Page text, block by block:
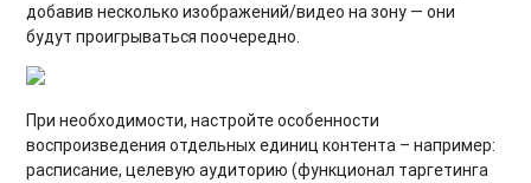
добавив несколько изображений/видео на зону — они
будут проигрываться поочередно.
При необходимости, настройте особенности
воспроизведения отдельных единиц контента – например:
расписание, целевую аудиторию (функционал таргетинга